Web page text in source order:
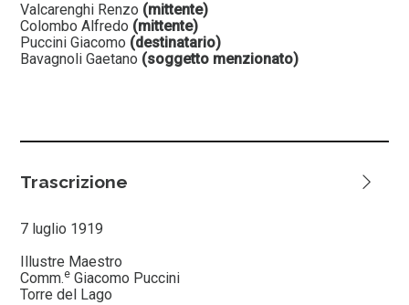
Valcarenghi Renzo (mittente)
Colombo Alfredo (mittente)
Puccini Giacomo (destinatario)
Bavagnoli Gaetano (soggetto menzionato)
Trascrizione
7 luglio 1919
Illustre Maestro
Comm.e Giacomo Puccini
Torre del Lago